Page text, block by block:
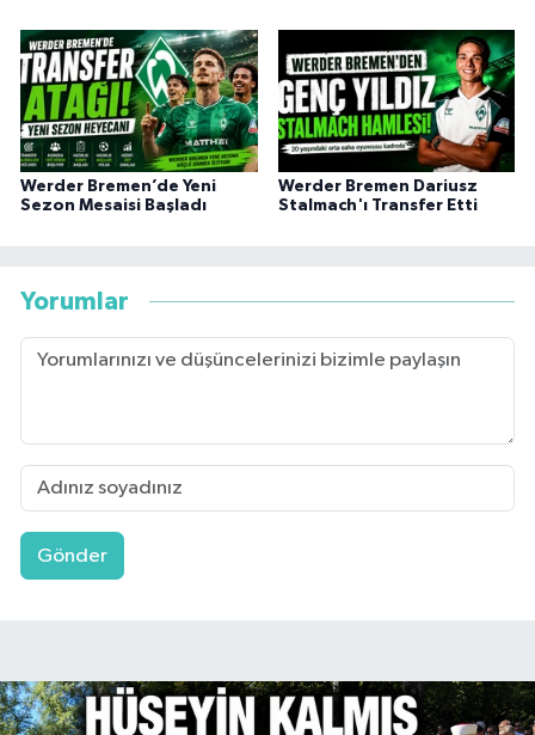
Werder Bremen’de Yeni
Sezon Mesaisi Başladı
Werder Bremen Dariusz
Stalmach'ı Transfer Etti
Yorumlar
Gönder